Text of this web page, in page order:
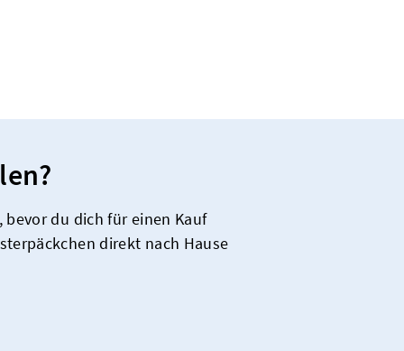
du dich für einen Kauf
direkt nach Hause